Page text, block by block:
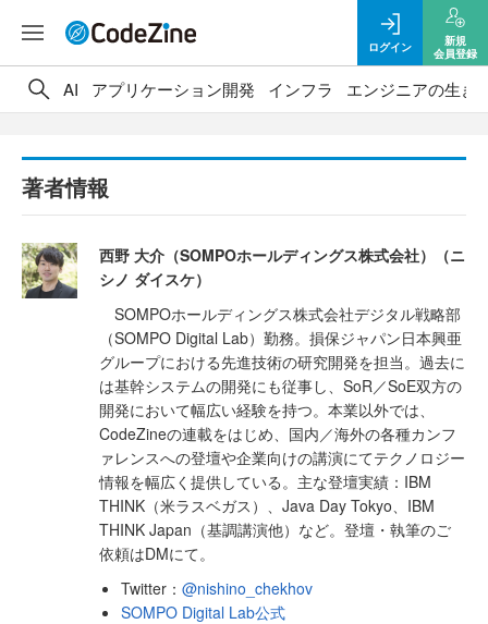
ログイン
新規
会員登録
AI アプリケーション開発 インフラ エンジニアの生き
著者情報
西野 大介（SOMPOホールディングス株式会社）（ニ
シノ ダイスケ）
SOMPOホールディングス株式会社デジタル戦略部
（SOMPO Digital Lab）勤務。損保ジャパン日本興亜
グループにおける先進技術の研究開発を担当。過去に
は基幹システムの開発にも従事し、SoR／SoE双方の
開発において幅広い経験を持つ。本業以外では、
CodeZineの連載をはじめ、国内／海外の各種カンフ
ァレンスへの登壇や企業向けの講演にてテクノロジー
情報を幅広く提供している。主な登壇実績：IBM
THINK（米ラスベガス）、Java Day Tokyo、IBM
THINK Japan（基調講演他）など。登壇・執筆のご
依頼はDMにて。
Twitter：@nishino_chekhov
SOMPO Digital Lab公式